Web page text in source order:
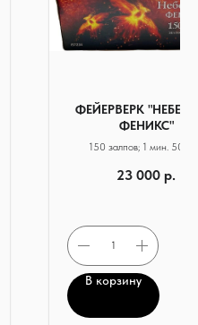
ФЕЙЕРВЕРК
ФЕНИКС"
150 залпов; 1 мин. 50
Выстрел: от 35 м.
23 000 р.
В корзину